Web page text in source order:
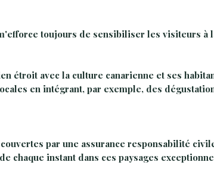
toujours de sensibiliser les visiteurs à
étroit avec la culture canarienne et ses
en intégrant, par exemple, des
par une assurance responsabilité
chaque instant dans ces paysages